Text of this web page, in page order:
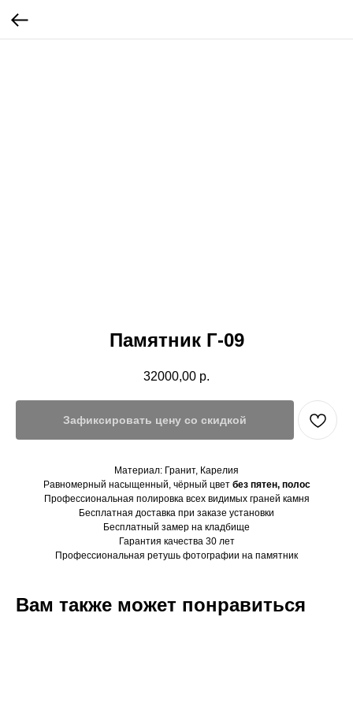
Памятник Г-09
32000,00 р.
Зафиксировать цену со скидкой
Материал: Гранит, Карелия
Равномерный насыщенный, чёрный цвет без пятен, полос
Профессиональная полировка всех видимых граней камня
Бесплатная доставка при заказе установки
Бесплатный замер на кладбище
Гарантия качества 30 лет
Профессиональная ретушь фотографии на памятник
Вам также может понравиться